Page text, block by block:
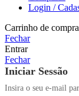
Login /
Carrinho de
Fechar
Entrar
Fechar
Iniciar Sessão
Insira o seu e-mail